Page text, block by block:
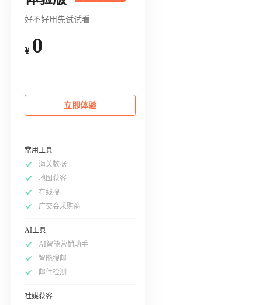
好不好用先试试看
¥ 0
立即体验
常用工具
海关数据
地图获客
在线搜
广交会采购商
AI工具
AI智能营销助手
智能搜邮
邮件检测
社媒获客